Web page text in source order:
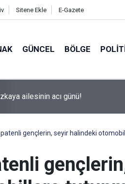
Sitene Ekle E-Gazete
GÜNCEL BÖLGE
ailesinin acı günü!
gençlerin, seyir halindeki